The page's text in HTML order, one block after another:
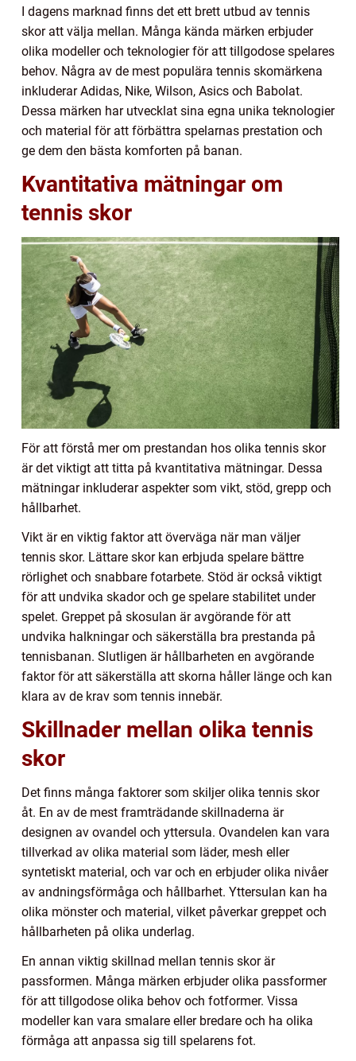
I dagens marknad finns det ett brett utbud av tennis
skor att välja mellan. Många kända märken erbjuder
olika modeller och teknologier för att tillgodose spelares
behov. Några av de mest populära tennis skomärkena
inkluderar Adidas, Nike, Wilson, Asics och Babolat.
Dessa märken har utvecklat sina egna unika teknologier
och material för att förbättra spelarnas prestation och
ge dem den bästa komforten på banan.
Kvantitativa mätningar om
tennis skor
För att förstå mer om prestandan hos olika tennis skor
är det viktigt att titta på kvantitativa mätningar. Dessa
mätningar inkluderar aspekter som vikt, stöd, grepp och
hållbarhet.
Vikt är en viktig faktor att överväga när man väljer
tennis skor. Lättare skor kan erbjuda spelare bättre
rörlighet och snabbare fotarbete. Stöd är också viktigt
för att undvika skador och ge spelare stabilitet under
spelet. Greppet på skosulan är avgörande för att
undvika halkningar och säkerställa bra prestanda på
tennisbanan. Slutligen är hållbarheten en avgörande
faktor för att säkerställa att skorna håller länge och kan
klara av de krav som tennis innebär.
Skillnader mellan olika tennis
skor
Det finns många faktorer som skiljer olika tennis skor
åt. En av de mest framträdande skillnaderna är
designen av ovandel och yttersula. Ovandelen kan vara
tillverkad av olika material som läder, mesh eller
syntetiskt material, och var och en erbjuder olika nivåer
av andningsförmåga och hållbarhet. Yttersulan kan ha
olika mönster och material, vilket påverkar greppet och
hållbarheten på olika underlag.
En annan viktig skillnad mellan tennis skor är
passformen. Många märken erbjuder olika passformer
för att tillgodose olika behov och fotformer. Vissa
modeller kan vara smalare eller bredare och ha olika
förmåga att anpassa sig till spelarens fot.